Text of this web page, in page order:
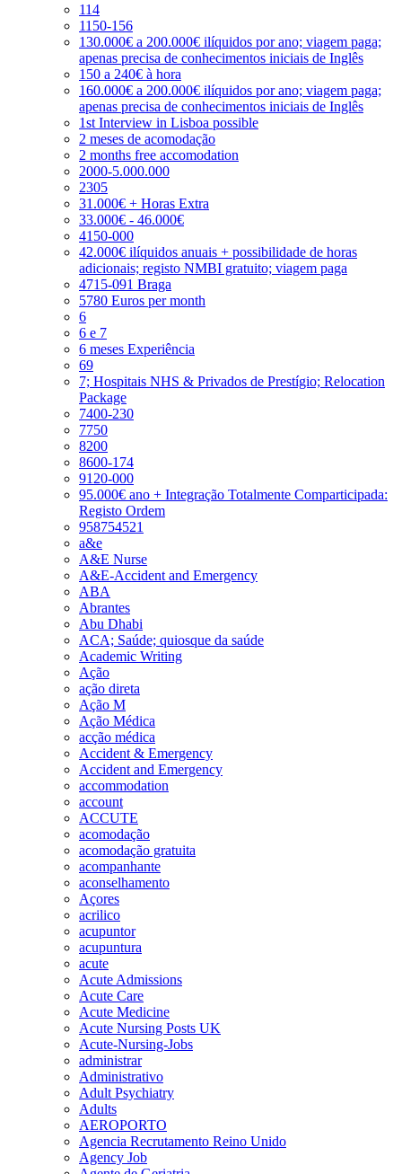
114
1150-156
130.000€ a 200.000€ ilíquidos por ano; viagem paga;
apenas precisa de conhecimentos iniciais de Inglês
150 a 240€ à hora
160.000€ a 200.000€ ilíquidos por ano; viagem paga;
apenas precisa de conhecimentos iniciais de Inglês
1st Interview in Lisboa possible
2 meses de acomodação
2 months free accomodation
2000-5.000.000
2305
31.000€ + Horas Extra
33.000€ - 46.000€
4150-000
42.000€ ilíquidos anuais + possibilidade de horas
adicionais; registo NMBI gratuito; viagem paga
4715-091 Braga
5780 Euros per month
6
6 e 7
6 meses Experiência
69
7; Hospitais NHS & Privados de Prestígio; Relocation
Package
7400-230
7750
8200
8600-174
9120-000
95.000€ ano + Integração Totalmente Comparticipada:
Registo Ordem
958754521
a&e
A&E Nurse
A&E-Accident and Emergency
ABA
Abrantes
Abu Dhabi
ACA; Saúde; quiosque da saúde
Academic Writing
Ação
ação direta
Ação M
Ação Médica
acção médica
Accident & Emergency
Accident and Emergency
accommodation
account
ACCUTE
acomodação
acomodação gratuita
acompanhante
aconselhamento
Açores
acrilico
acupuntor
acupuntura
acute
Acute Admissions
Acute Care
Acute Medicine
Acute Nursing Posts UK
Acute-Nursing-Jobs
administrar
Administrativo
Adult Psychiatry
Adults
AEROPORTO
Agencia Recrutamento Reino Unido
Agency Job